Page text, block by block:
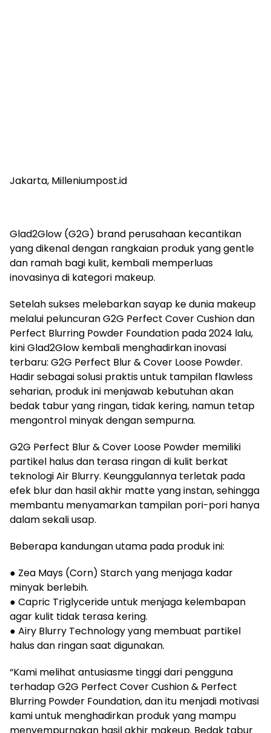
Jakarta, Milleniumpost.id
Glad2Glow (G2G) brand perusahaan kecantikan
yang dikenal dengan rangkaian produk yang gentle
dan ramah bagi kulit, kembali memperluas
inovasinya di kategori makeup.
Setelah sukses melebarkan sayap ke dunia makeup
melalui peluncuran G2G Perfect Cover Cushion dan
Perfect Blurring Powder Foundation pada 2024 lalu,
kini Glad2Glow kembali menghadirkan inovasi
terbaru: G2G Perfect Blur & Cover Loose Powder.
Hadir sebagai solusi praktis untuk tampilan flawless
seharian, produk ini menjawab kebutuhan akan
bedak tabur yang ringan, tidak kering, namun tetap
mengontrol minyak dengan sempurna.
G2G Perfect Blur & Cover Loose Powder memiliki
partikel halus dan terasa ringan di kulit berkat
teknologi Air Blurry. Keunggulannya terletak pada
efek blur dan hasil akhir matte yang instan, sehingga
membantu menyamarkan tampilan pori-pori hanya
dalam sekali usap.
Beberapa kandungan utama pada produk ini:
● Zea Mays (Corn) Starch yang menjaga kadar
minyak berlebih.
● Capric Triglyceride untuk menjaga kelembapan
agar kulit tidak terasa kering.
● Airy Blurry Technology yang membuat partikel
halus dan ringan saat digunakan.
“Kami melihat antusiasme tinggi dari pengguna
terhadap G2G Perfect Cover Cushion & Perfect
Blurring Powder Foundation, dan itu menjadi motivasi
kami untuk menghadirkan produk yang mampu